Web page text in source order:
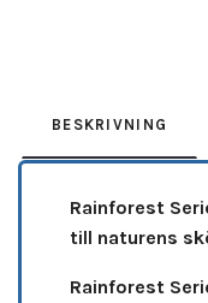
BESKRIVNING
Rainforest
till naturens
Rainforest